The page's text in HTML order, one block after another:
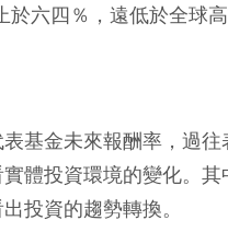
六四％，遠低於全球
基金未來報酬率，過
體投資環境的變化。
投資的趨勢轉換。